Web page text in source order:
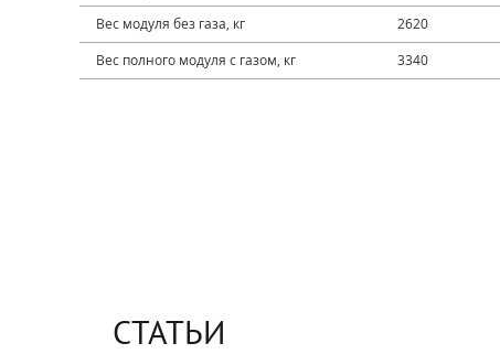
Вес модуля без газа, кг
2620
Вес полного модуля с газом, кг
3340
СТАТЬИ